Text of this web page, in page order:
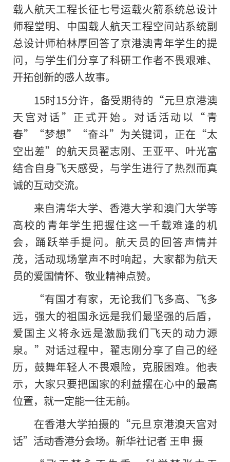
载人航天工程长征七号运载火箭系统总设计
师程堂明、中国载人航天工程空间站系统副
总设计师柏林厚回答了京港澳青年学生的提
问，与学生们分享了科研工作者不畏艰难、
开拓创新的感人故事。
15时15分许，备受期待的“元旦京港澳
天宫对话”正式开始。对话活动以“青
春”“梦想”“奋斗”为关键词，正在“太
空出差”的航天员翟志刚、王亚平、叶光富
结合自身飞天感受，与学生进行了热烈而真
诚的互动交流。
来自清华大学、香港大学和澳门大学等
高校的青年学生把握住这一千载难逢的机
会，踊跃举手提问。航天员的回答声情并
茂，活动现场掌声不时响起，大家都为航天
员的爱国情怀、敬业精神点赞。
“有国才有家，无论我们飞多高、飞多
远，强大的祖国永远是我们最坚强的后盾，
爱国主义将永远是激励我们飞天的动力源
泉。”对话过程中，翟志刚分享了自己的经
历，鼓舞年轻人不畏艰险，克服困难。他表
示，大家只要把国家的利益摆在心中的最高
位置，就一定能一往无前。
在香港大学拍摄的“元旦京港澳天宫对
话”活动香港分会场。新华社记者 王申 摄